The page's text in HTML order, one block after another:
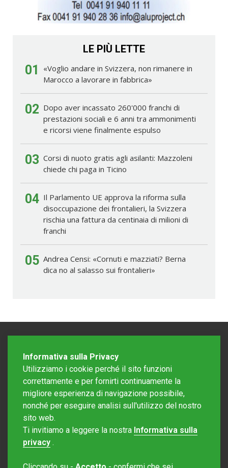
LE PIÙ LETTE
01
«Voglio andare in Svizzera, non rimanere in
Marocco a lavorare in fabbrica»
02 Dopo aver incassato 260'000 franchi di
prestazioni sociali e 6 anni tra ammonimenti
e ricorsi viene finalmente espulso
03 Corsi di nuoto gratis agli asilanti: Mazzoleni
chiede chi paga in Ticino
04 Il Parlamento UE approva la riforma sulla
disoccupazione dei frontalieri, la Svizzera
rischia una fattura da centinaia di milioni di
franchi
05 Andrea Censi: «Cornuti e mazziati? Berna
dica no al salasso sui frontalieri»
Editore Rotostampa SA
Informativa sulla Privacy
Utilizziamo i cookie perché il sito funzioni
correttamente e per fornirti continuamente la
migliore esperienza di navigazione possibile,
nonché per eseguire analisi sull'utilizzo del nostro
sito web.
Ti invitiamo a leggere la nostra Informativa sulla
privacy .